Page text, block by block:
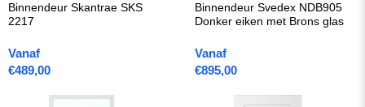
Binnendeur Skantrae SKS
2217
Vanaf
€489,00
Binnendeur Svedex NDB905
Donker eiken met Brons glas
Vanaf
€895,00